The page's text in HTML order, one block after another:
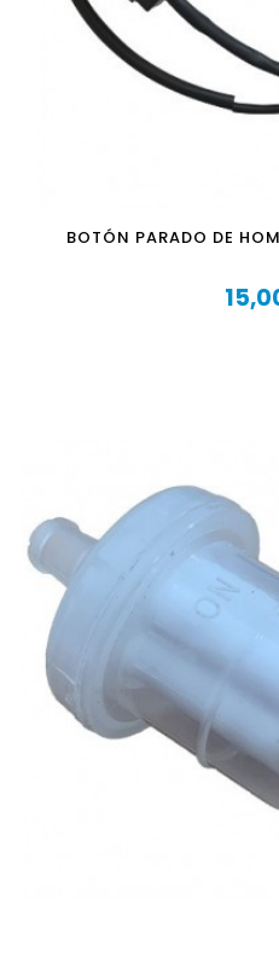
BOTÓN PARADO DE